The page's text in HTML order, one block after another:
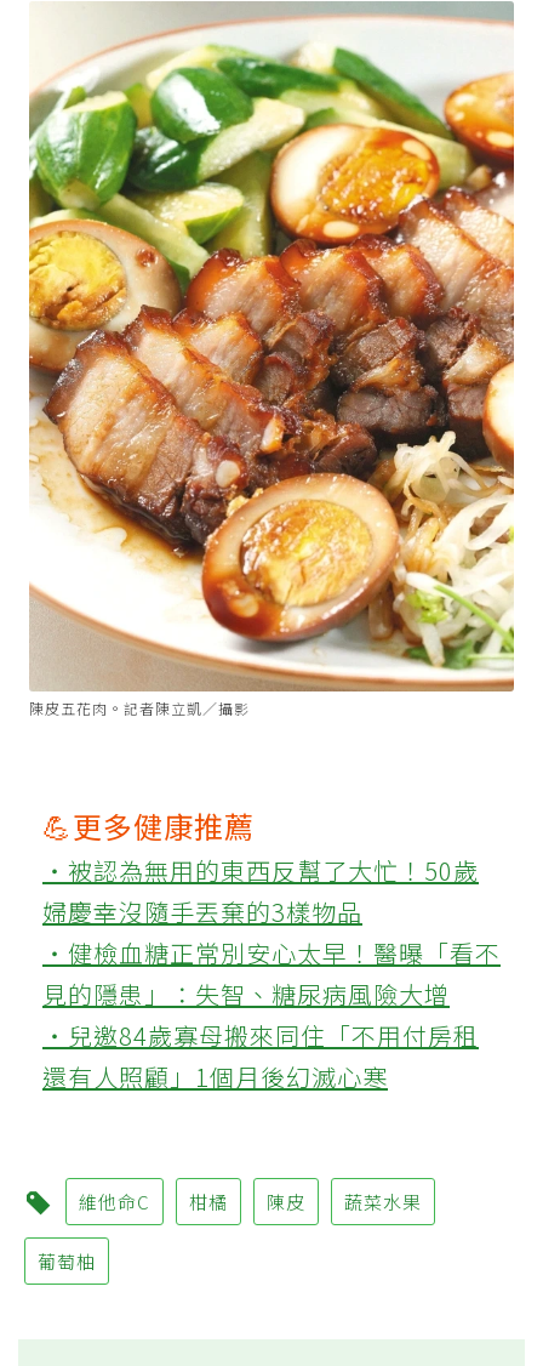
陳皮五花肉。記者陳立凱／攝影
💪更多健康推薦
‧被認為無用的東西反幫了大忙！50歲
婦慶幸沒隨手丟棄的3樣物品
‧健檢血糖正常別安心太早！醫曝「看不
見的隱患」：失智、糖尿病風險大增
‧兒邀84歲寡母搬來同住「不用付房租
還有人照顧」1個月後幻滅心寒
維他命C 柑橘 陳皮 蔬菜水果
葡萄柚